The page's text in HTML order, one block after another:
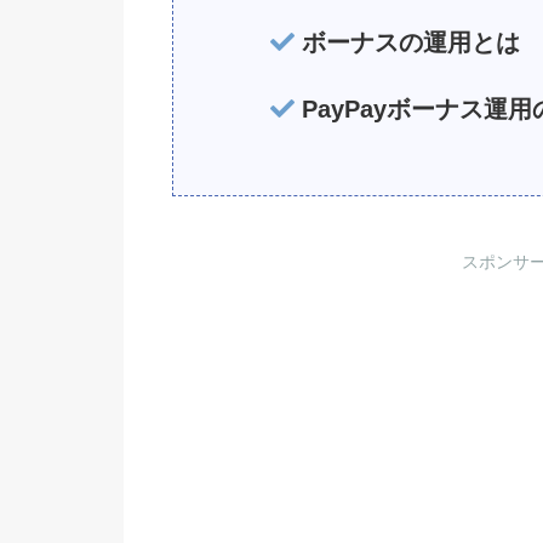
ボーナスの運用とは
PayPayボーナス運用
スポンサ